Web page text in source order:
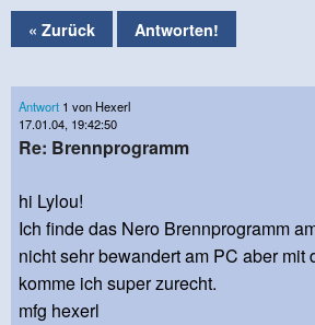
« Zurück Antworten!
Antwort 1 von Hexerl
17.01.04, 19:42:50
Re: Brennprogramm
hi Lylou!
Ich finde das Nero Brennprogramm
nicht sehr bewandert am PC aber mit
komme ich super zurecht.
mfg hexerl